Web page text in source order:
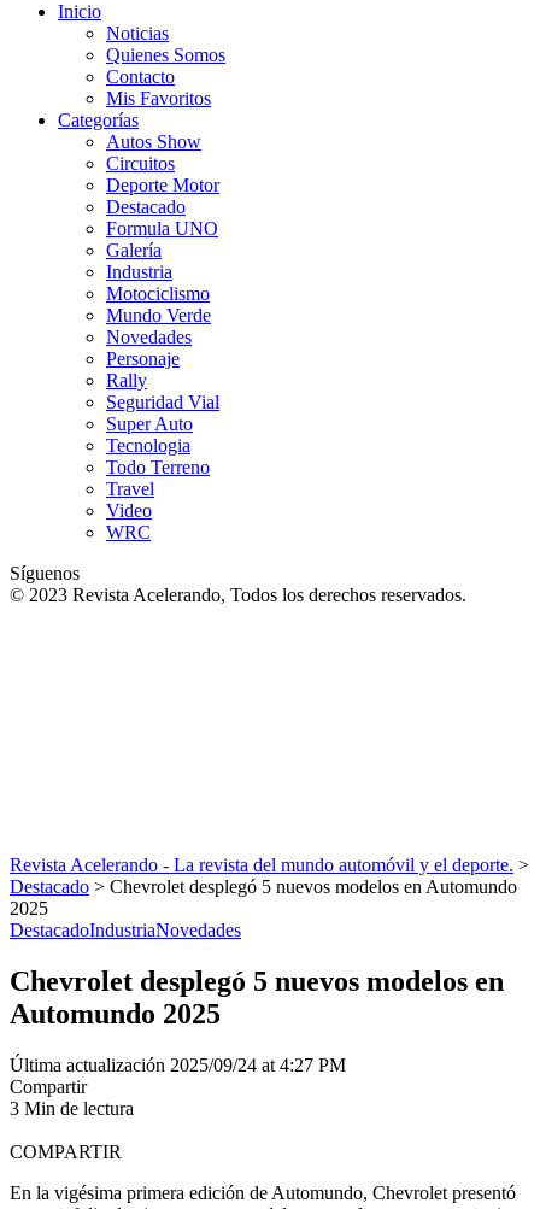
Inicio
Noticias
Quienes Somos
Contacto
Mis Favoritos
Categorías
Autos Show
Circuitos
Deporte Motor
Destacado
Formula UNO
Galería
Industria
Motociclismo
Mundo Verde
Novedades
Personaje
Rally
Seguridad Vial
Super Auto
Tecnologia
Todo Terreno
Travel
Video
WRC
Síguenos
© 2023 Revista Acelerando, Todos los derechos reservados.
Revista Acelerando - La revista del mundo automóvil y el deporte. >
Destacado > Chevrolet desplegó 5 nuevos modelos en Automundo
2025
DestacadoIndustriaNovedades
Chevrolet desplegó 5 nuevos modelos en
Automundo 2025
Última actualización 2025/09/24 at 4:27 PM
Compartir
3 Min de lectura
COMPARTIR
En la vigésima primera edición de Automundo, Chevrolet presentó